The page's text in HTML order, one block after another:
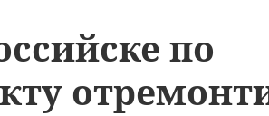
по